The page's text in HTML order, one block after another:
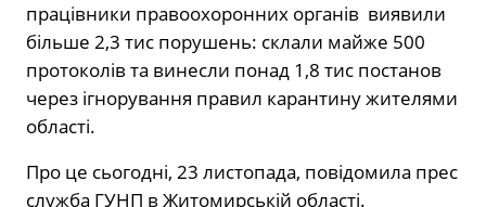
працівники правоохоронних органів виявили
більше 2,3 тис порушень: склали майже 500
протоколів та винесли понад 1,8 тис постанов
через ігнорування правил карантину жителями
області.
Про це сьогодні, 23 листопада, повідомила прес
служба ГУНП в Житомирській області.